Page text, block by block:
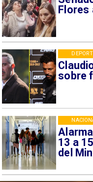
Flores
sobre
13 a
del